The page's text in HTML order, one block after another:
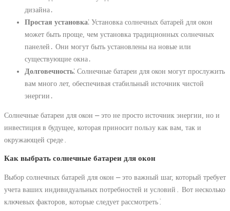
дизайна․
Простая установка⁚ Установка солнечных батарей для окон
может быть проще, чем установка традиционных солнечных
панелей․ Они могут быть установлены на новые или
существующие окна․
Долговечность⁚ Солнечные батареи для окон могут прослужить
вам много лет, обеспечивая стабильный источник чистой
энергии․
Солнечные батареи для окон ⎼ это не просто источник энергии, но и
инвестиция в будущее, которая приносит пользу как вам, так и
окружающей среде․
Как выбрать солнечные батареи для окон
Выбор солнечных батарей для окон ⎼ это важный шаг, который требует
учета ваших индивидуальных потребностей и условий․ Вот несколько
ключевых факторов, которые следует рассмотреть⁚